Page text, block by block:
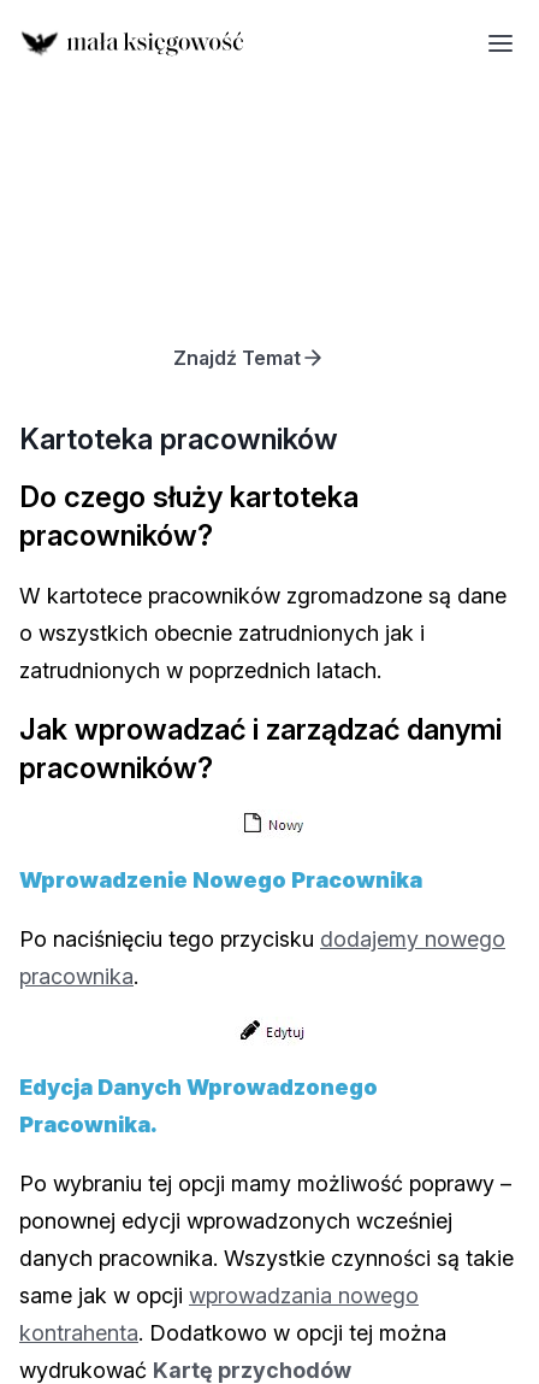
Znajdź Temat
Kartoteka pracowników
Do czego służy kartoteka
pracowników?
W kartotece pracowników zgromadzone są dane
o wszystkich obecnie zatrudnionych jak i
zatrudnionych w poprzednich latach.
Jak wprowadzać i zarządzać danymi
pracowników?
Wprowadzenie Nowego Pracownika
Po naciśnięciu tego przycisku dodajemy nowego
pracownika.
Edycja Danych Wprowadzonego
Pracownika.
Po wybraniu tej opcji mamy możliwość poprawy –
ponownej edycji wprowadzonych wcześniej
danych pracownika. Wszystkie czynności są takie
same jak w opcji wprowadzania nowego
kontrahenta. Dodatkowo w opcji tej można
wydrukować Kartę przychodów